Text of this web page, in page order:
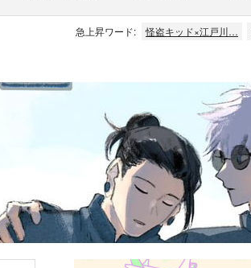
急上昇ワード: 怪盗キッド×江戸川…